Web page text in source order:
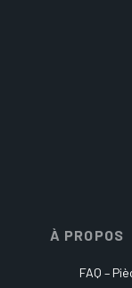
À PROPOS
FAQ –